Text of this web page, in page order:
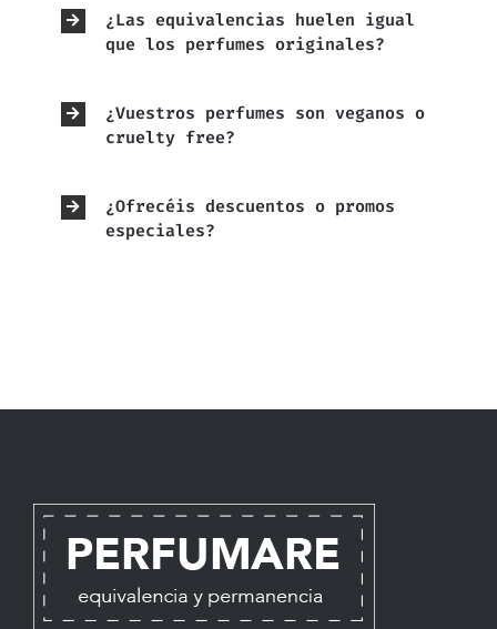
¿Las equivalencias huelen igual
que los perfumes originales?
¿Vuestros perfumes son veganos o
cruelty free?
¿Ofrecéis descuentos o promos
especiales?